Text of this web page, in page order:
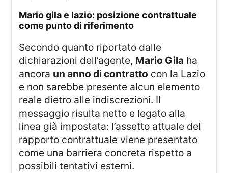
mario gila e lazio: posizione contrattuale
come punto di riferimento
Secondo quanto riportato dalle
dichiarazioni dell’agente, Mario Gila ha
ancora un anno di contratto con la Lazio
e non sarebbe presente alcun elemento
reale dietro alle indiscrezioni. Il
messaggio risulta netto e legato alla
linea già impostata: l’assetto attuale del
rapporto contrattuale viene presentato
come una barriera concreta rispetto a
possibili tentativi esterni.